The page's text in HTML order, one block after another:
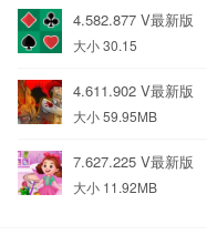
4.582.877 V最新版
大小 30.15
4.611.902 V最新版
大小 59.95MB
7.627.225 V最新版
大小 11.92MB